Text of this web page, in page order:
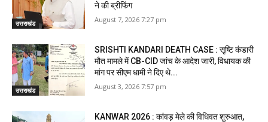
उत्तराखंड
ने की ब्रीफिंग
August 7, 2026 7:27 pm
उत्तराखंड
SRISHTI KANDARI DEATH CASE : सृष्टि कंडारी
मौत मामले में CB-CID जांच के आदेश जारी, विधायक की
मांग पर सीएम धामी ने दिए थे...
August 3, 2026 7:57 pm
KANWAR 2026 : कांवड़ मेले की विधिवत शुरुआत,